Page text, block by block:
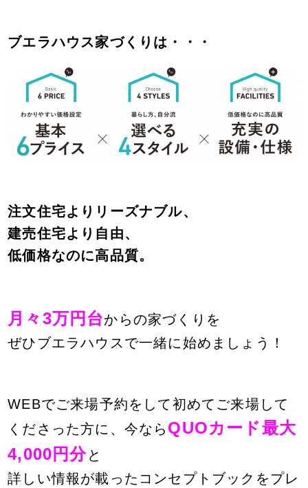
ブエラハウス家づくりは・・・
注文住宅よりリーズナブル、
建売住宅より自由、
低価格なのに高品質。
月々3万円台からの家づくりを
ぜひブエラハウスで一緒に始めましょう！
WEBでご来場予約をして初めてご来場して
くださった方に、 今なら QUOカード最大
4,000円分と
詳しい情報が載ったコンセプトブックをプレ